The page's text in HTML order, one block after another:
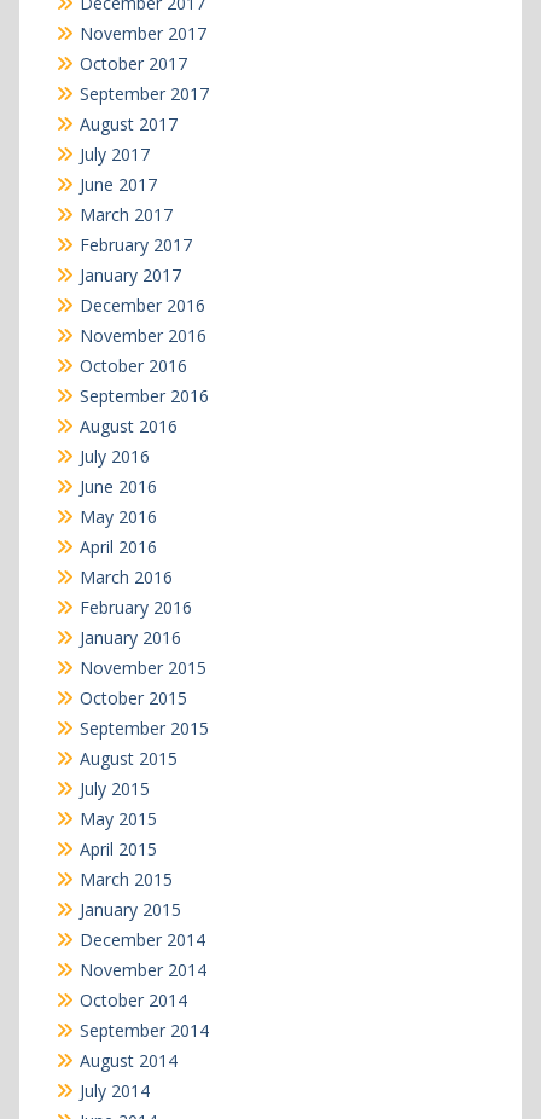
November 2017
October 2017
September 2017
August 2017
July 2017
June 2017
March 2017
February 2017
January 2017
December 2016
November 2016
October 2016
September 2016
August 2016
July 2016
June 2016
May 2016
April 2016
March 2016
February 2016
January 2016
November 2015
October 2015
September 2015
August 2015
July 2015
May 2015
April 2015
March 2015
January 2015
December 2014
November 2014
October 2014
September 2014
August 2014
July 2014